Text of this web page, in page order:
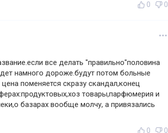
0 0
все делать "правильно"половина
намного дороже.будут потом больные
цена поменяется скразу скандал,конец
товары,парфюмерия и
базарах вообще молчу, а привязались
0 0